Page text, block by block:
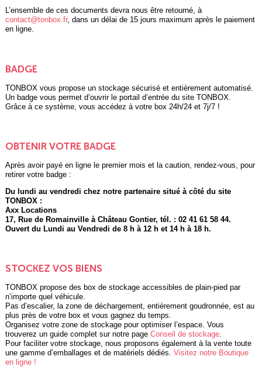
L’ensemble de ces documents devra nous être retourné, à
contact@tonbox.fr, dans un délai de 15 jours maximum après le paiement
en ligne.
BADGE
TONBOX vous propose un stockage sécurisé et entièrement automatisé.
Un badge vous permet d’ouvrir le portail d’entrée du site TONBOX.
Grâce à ce système, vous accédez à votre box 24h/24 et 7j/7 !
OBTENIR VOTRE BADGE
Après avoir payé en ligne le premier mois et la caution, rendez-vous, pour
retirer votre badge :
Du lundi au vendredi chez notre partenaire situé à côté du site
TONBOX :
Axx Locations
17, Rue de Romainville à Château Gontier, tél. : 02 41 61 58 44.
Ouvert du Lundi au Vendredi de 8 h à 12 h et 14 h à 18 h.
STOCKEZ VOS BIENS
TONBOX propose des box de stockage accessibles de plain-pied par
n’importe quel véhicule.
Pas d’escalier, la zone de déchargement, entièrement goudronnée, est au
plus près de votre box et vous gagnez du temps.
Organisez votre zone de stockage pour optimiser l’espace. Vous
trouverez un guide complet sur notre page Conseil de stockage.
Pour faciliter votre stockage, nous proposons également à la vente toute
une gamme d’emballages et de matériels dédiés. Visitez notre Boutique
en ligne !